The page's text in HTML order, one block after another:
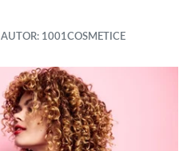
AUTOR: 1001COSMETICE